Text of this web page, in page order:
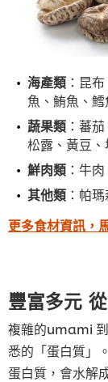
海產類 ：昆
魚、鮪魚、
蔬果類 ：蕃
松露、黃豆
鮮肉類 ：牛
其他類 ：帕
更多食材資訊，
豐富多元
複雜的umami
悉的「蛋白質」
蛋白質，會水解